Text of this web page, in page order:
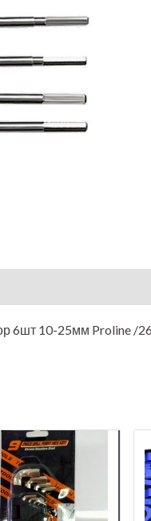
6шт 10-25мм Proline /